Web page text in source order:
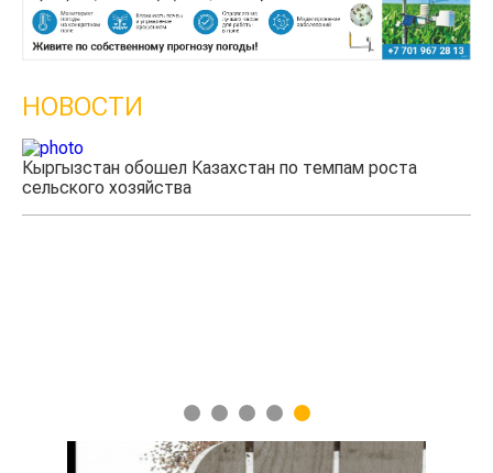
НОВОСТИ
Казахстанские фермеры заработали $35 млн на
экспорте чечевицы
1 2 3 4 5